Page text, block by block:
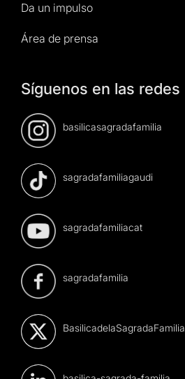
Da un impulso
Área de prensa
Síguenos en las redes
basilicasagradafamilia
sagradafamiliagaudi
sagradafamiliacat
sagradafamilia
BasilicadelaSagradaFamilia